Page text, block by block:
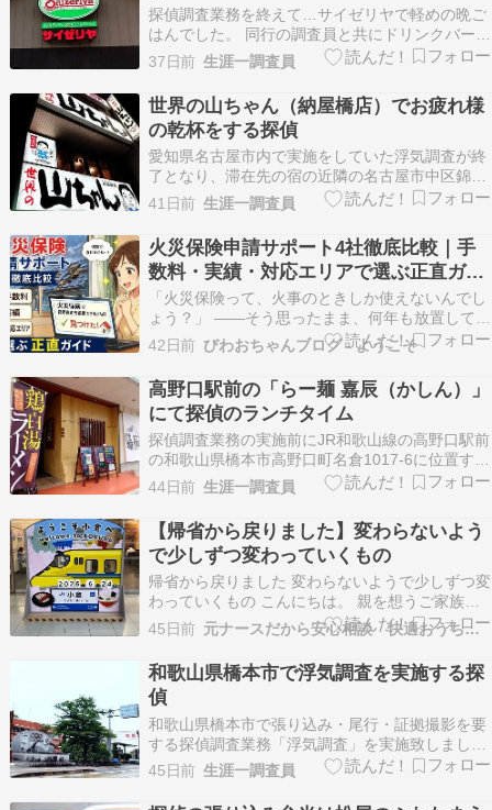
探偵調査業務を終えて…サイゼリヤで軽めの晩ご
はんでした。 同行の調査員と共にドリンクバーで
いただきました。 美味しかったです。 ご馳走様
でした。 明日も気合を入れて、そして臨機応変
に、探偵調査業務に取り組みたいと思います。 大
阪府興信所｜浮気調査・探偵調査 公式ホームペー
ジ ◆…
37日前 生涯一調査員
世界の山ちゃん（納屋橋店）でお疲れ様
の乾杯をする探偵
愛知県名古屋市内で実施をしていた浮気調査が終
了となり、滞在先の宿の近隣の名古屋市中区錦に
位置する居酒屋さん「世界の山ちゃん 納屋橋店」
を訪れました。 名古屋市内で宿泊を要する探偵調
査業務（出張調査）の際には、天然温泉の大浴場
を備えているビジネスホテルを利用することが多
く、中でも…
41日前 生涯一調査員
火災保険申請サポート4社徹底比較｜手
数料・実績・対応エリアで選ぶ正直ガイ
ド
「火災保険って、火事のときしか使えないんでし
ょう？」 ――そう思ったまま、何年も放置してい
た屋根の傷や、台風の翌朝に気になっていたカー
ポートの凹み。実は今すぐ、申請できる可能性が
あります。 火災保険は火災だけではなく、台風・
大雪・雹・落雷など自然災害全般に対応していま
す。何度使…
42日前 びわおちゃんブログ - ようこそ
高野口駅前の「らー麺 嘉辰（かしん）」
にて探偵のランチタイム
探偵調査業務の実施前にJR和歌山線の高野口駅前
の和歌山県橋本市高野口町名倉1017-6に位置する
ラーメン屋さん「らー麺 嘉辰（かしん）」を訪れ
ました。私は、「鶏そば」＋「チャーシュー丼」
がセットになったランチセットをいただきまし
た。鶏そばは、「らー麺 嘉辰」の定番メニューだ
そう…
44日前 生涯一調査員
【帰省から戻りました】変わらないよう
で少しずつ変わっていくもの
帰省から戻りました 変わらないようで少しずつ変
わっていくもの こんにちは。 親を想うご家族の
かかりつけ看護師、三浦千枝です。 一週間の帰省
を終えて、無事に富士宮へ戻ってきました。 台風
接近と線状降水帯発生の情報が出ていたため移動
が心配でしたが、 不思議なことに移動中は雨がや
み、…
45日前 元ナースだから安心相談 快適おうち介護
和歌山県橋本市で浮気調査を実施する探
偵
和歌山県橋本市で張り込み・尾行・証拠撮影を要
する探偵調査業務「浮気調査」を実施致しまし
た。この生涯一調査員（探偵・興信所ブログ）の
アメブロを訪れてくださっている方はよくご存知
でしょうが…和歌山の探偵か？和歌山の興信所
45日前 生涯一調査員